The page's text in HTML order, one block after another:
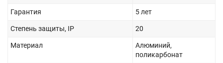
Гарантия 5 лет
Степень защиты, IP 20
Материал
Алюминий,
поликарбонат